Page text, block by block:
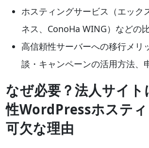
ホスティングサービス（エック
ネス、ConoHa WING）などの
高信頼性サーバーへの移行メリ
談・キャンペーンの活用方法、
なぜ必要？法人サイト
性WordPressホステ
可欠な理由